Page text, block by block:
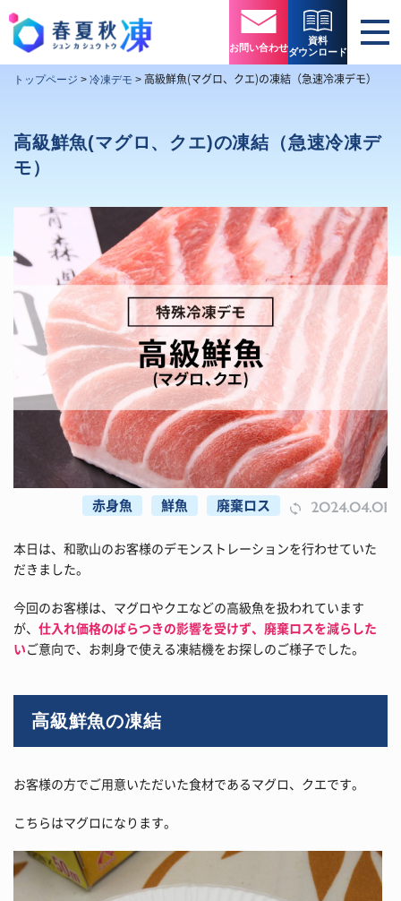
お問い合わせ
資料
ダウンロード
トップページ > 冷凍デモ > 高級鮮魚(マグロ、クエ)の凍結（急速冷凍デモ）
高級鮮魚(マグロ、クエ)の凍結（急速冷凍デ
モ）
赤身魚 鮮魚 廃棄ロス 2024.04.01
本日は、和歌山のお客様のデモンストレーションを行わせていた
だきました。
今回のお客様は、マグロやクエなどの高級魚を扱われています
が、 仕入れ価格のばらつきの影響を受けず、廃棄ロスを減らした
いご意向で、お刺身で使える凍結機をお探しのご様子でした。
高級鮮魚の凍結
お客様の方でご用意いただいた食材であるマグロ、クエです。
こちらはマグロになります。